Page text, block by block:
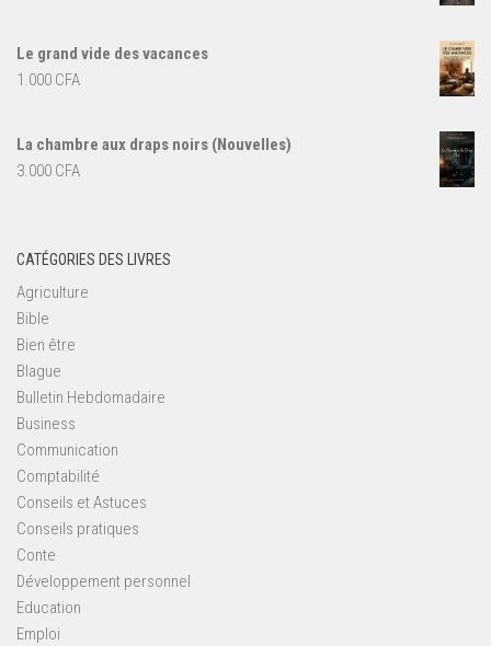
Le grand vide des vacances
1.000 CFA
La chambre aux draps noirs (Nouvelles)
3.000 CFA
CATÉGORIES DES LIVRES
Agriculture
Bible
Bien être
Blague
Bulletin Hebdomadaire
Business
Communication
Comptabilité
Conseils et Astuces
Conseils pratiques
Conte
Développement personnel
Education
Emploi